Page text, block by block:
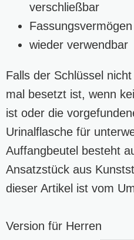
verschließbar
Fassungsvermögen
wieder verwendbar
Falls der Schlüssel
mal besetzt ist, wenn
ist oder die
Urinalflasche für
Auffangbeutel besteht
Ansatzstück aus
dieser Artikel ist vom
Version für Herren